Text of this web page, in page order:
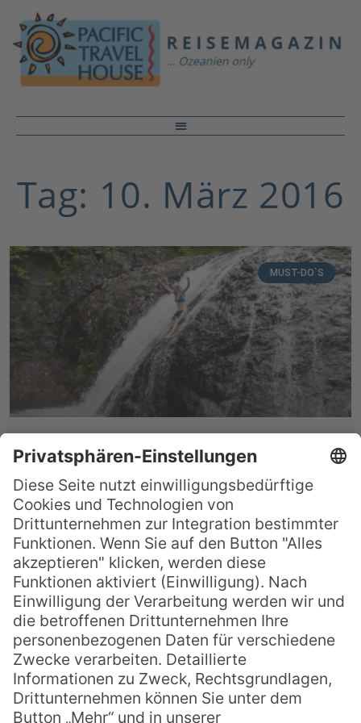
Tag: 10. März 2016
MUST-DO`S
Must-See: Papase`ea Sliding
Rocks in Samoa
Ein großartiges Erlebnis im Samoa Urlaub
ist der Besuch der Papase`ea Sliding
Rocks. Die natürlichen Wasserrutschen,
die in kleinere und größere Steinbecken
münden, sind auf jeden Fall einen Ausflug
wert. Südwestlich im Hinterland von Apia
auf der Insel Upolu gelegen, bieten sie
sportlichen Spaß und Naturerlebnis in